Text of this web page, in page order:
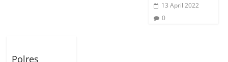
13 April 2022
0
Polres